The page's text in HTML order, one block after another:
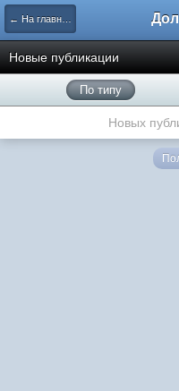
← На главную
Новые публикации
По типу
Новых